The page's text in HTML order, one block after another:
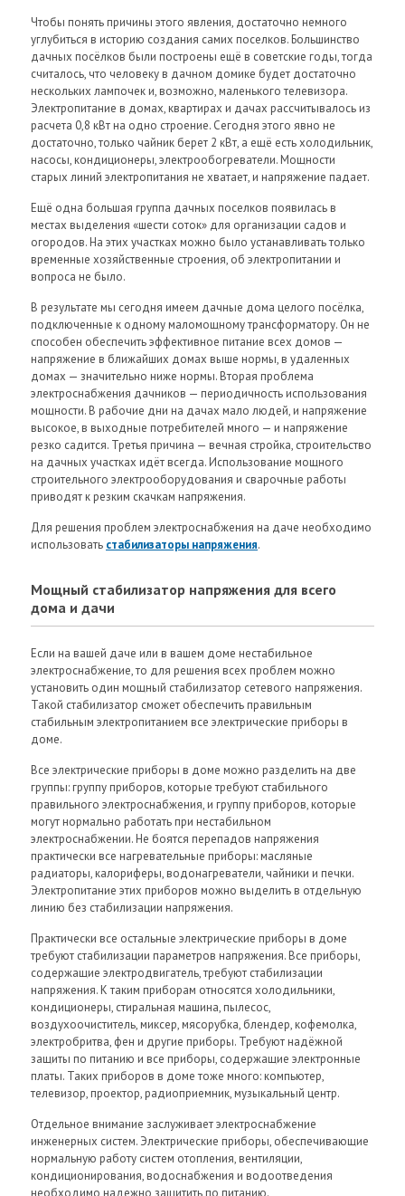
Чтобы понять причины этого явления, достаточно немного
углубиться в историю создания самих поселков. Большинство
дачных посёлков были построены ещё в советские годы, тогда
считалось, что человеку в дачном домике будет достаточно
нескольких лампочек и, возможно, маленького телевизора.
Электропитание в домах, квартирах и дачах рассчитывалось из
расчета 0,8 кВт на одно строение. Сегодня этого явно не
достаточно, только чайник берет 2 кВт, а ещё есть холодильник,
насосы, кондиционеры, электрообогреватели. Мощности
старых линий электропитания не хватает, и напряжение падает.
Ещё одна большая группа дачных поселков появилась в
местах выделения «шести соток» для организации садов и
огородов. На этих участках можно было устанавливать только
временные хозяйственные строения, об электропитании и
вопроса не было.
В результате мы сегодня имеем дачные дома целого посёлка,
подключенные к одному маломощному трансформатору. Он не
способен обеспечить эффективное питание всех домов —
напряжение в ближайших домах выше нормы, в удаленных
домах — значительно ниже нормы. Вторая проблема
электроснабжения дачников — периодичность использования
мощности. В рабочие дни на дачах мало людей, и напряжение
высокое, в выходные потребителей много — и напряжение
резко садится. Третья причина — вечная стройка, строительство
на дачных участках идёт всегда. Использование мощного
строительного электрооборудования и сварочные работы
приводят к резким скачкам напряжения.
Для решения проблем электроснабжения на даче необходимо
использовать стабилизаторы напряжения.
Мощный стабилизатор напряжения для всего
дома и дачи
Если на вашей даче или в вашем доме нестабильное
электроснабжение, то для решения всех проблем можно
установить один мощный стабилизатор сетевого напряжения.
Такой стабилизатор сможет обеспечить правильным
стабильным электропитанием все электрические приборы в
доме.
Все электрические приборы в доме можно разделить на две
группы: группу приборов, которые требуют стабильного
правильного электроснабжения, и группу приборов, которые
могут нормально работать при нестабильном
электроснабжении. Не боятся перепадов напряжения
практически все нагревательные приборы: масляные
радиаторы, калориферы, водонагреватели, чайники и печки.
Электропитание этих приборов можно выделить в отдельную
линию без стабилизации напряжения.
Практически все остальные электрические приборы в доме
требуют стабилизации параметров напряжения. Все приборы,
содержащие электродвигатель, требуют стабилизации
напряжения. К таким приборам относятся холодильники,
кондиционеры, стиральная машина, пылесос,
воздухоочиститель, миксер, мясорубка, блендер, кофемолка,
электробритва, фен и другие приборы. Требуют надёжной
защиты по питанию и все приборы, содержащие электронные
платы. Таких приборов в доме тоже много: компьютер,
телевизор, проектор, радиоприемник, музыкальный центр.
Отдельное внимание заслуживает электроснабжение
инженерных систем. Электрические приборы, обеспечивающие
нормальную работу систем отопления, вентиляции,
кондиционирования, водоснабжения и водоотведения
необходимо надежно защитить по питанию.